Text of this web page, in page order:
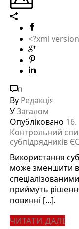
<?xml
0
By Редакція
УЗагалом
Опубліковано 16.
Контрольний
субпідрядників
Використання
може зменшити
приймуть
повинні [...].
ЧИТАТИ ДАЛІ